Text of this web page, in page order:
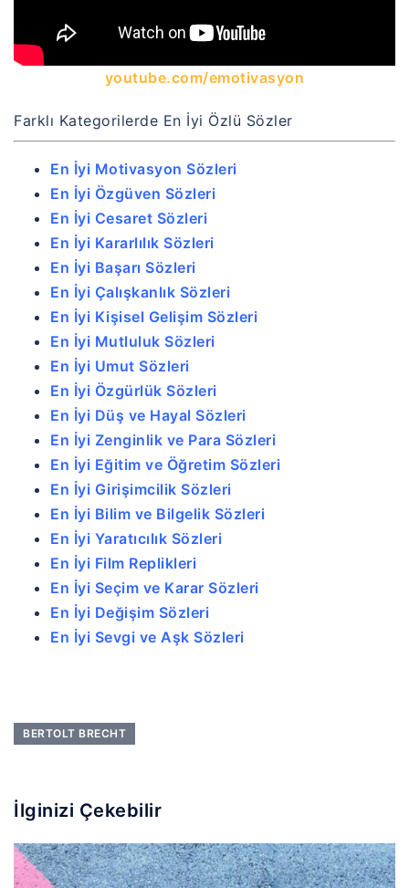
youtube.com/emotivasyon
Farklı Kategorilerde En İyi Özlü Sözler
En İyi Motivasyon Sözleri
En İyi Özgüven Sözleri
En İyi Cesaret Sözleri
En İyi Kararlılık Sözleri
En İyi Başarı Sözleri
En İyi Çalışkanlık Sözleri
En İyi Kişisel Gelişim Sözleri
En İyi Mutluluk Sözleri
En İyi Umut Sözleri
En İyi Özgürlük Sözleri
En İyi Düş ve Hayal Sözleri
En İyi Zenginlik ve Para Sözleri
En İyi Eğitim ve Öğretim Sözleri
En İyi Girişimcilik Sözleri
En İyi Bilim ve Bilgelik Sözleri
En İyi Yaratıcılık Sözleri
En İyi Film Replikleri
En İyi Seçim ve Karar Sözleri
En İyi Değişim Sözleri
En İyi Sevgi ve Aşk Sözleri
BERTOLT BRECHT
İlginizi Çekebilir